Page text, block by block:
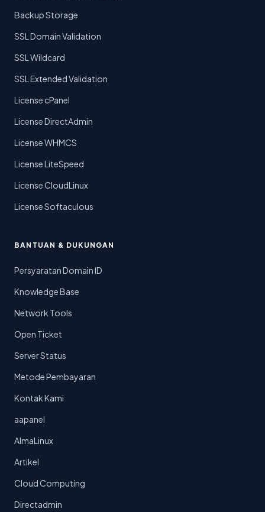
Backup Storage
SSL Domain Validation
SSL Wildcard
SSL Extended Validation
License cPanel
License DirectAdmin
License WHMCS
License LiteSpeed
License CloudLinux
License Softaculous
BANTUAN & DUKUNGAN
Persyaratan Domain ID
Knowledge Base
Network Tools
Open Ticket
Server Status
Metode Pembayaran
Kontak Kami
aapanel
AlmaLinux
Artikel
Cloud Computing
Directadmin